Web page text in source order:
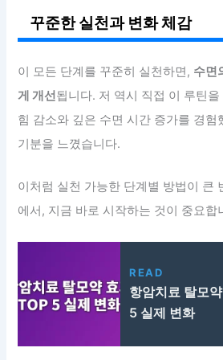
꾸준한 실천과 변화 체감
이 모든 단계를 꾸준히 실천하면, 수면
게 개선됩니다. 저 역시 직접 이 루틴
힘 감소와 깊은 수면 시간 증가를 경험
기분을 느꼈습니다.
이처럼 실천 가능한 단계별 방법이 큰
에서, 지금 바로 시작하는 것이 중요합
READ
항암치료 탈모
5 실제 변화